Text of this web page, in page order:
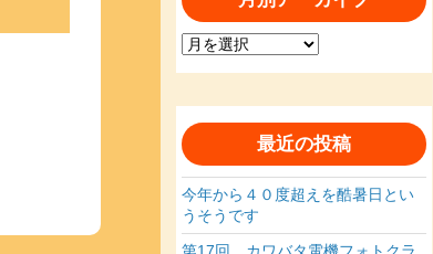
月
カ
イ
ブ
最近の投稿
今年から４０度超えを酷暑日とい
うそうです